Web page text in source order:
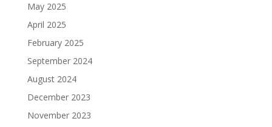
May 2025
April 2025
February 2025
September 2024
August 2024
December 2023
November 2023